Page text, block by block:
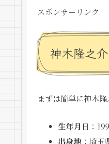
スポンサーリンク
神木隆之
まずは簡単に神木
生年月日 ：
出身地 ：埼玉